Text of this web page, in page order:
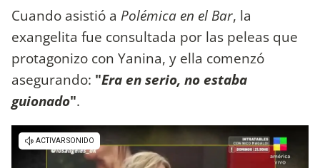
Cuando asistió a Polémica en el Bar, la
exangelita fue consultada por las peleas que
protagonizo con Yanina, y ella comenzó
asegurando: "Era en serio, no estaba
guionado".